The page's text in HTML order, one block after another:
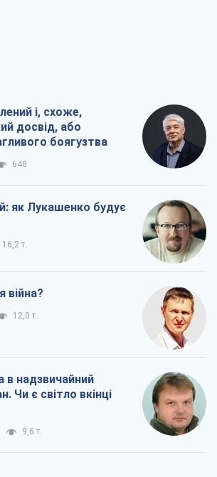
і, схоже,
досвід, або
боягузтва
648
як Лукашенко будує
16,2 т.
війна?
12,0 т.
в надзвичайний
Чи є світло вкінці
9,6 т.